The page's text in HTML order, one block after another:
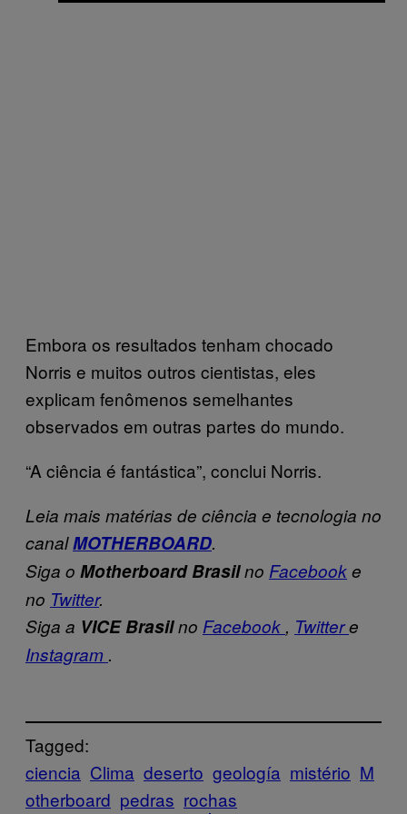
Embora os resultados tenham chocado
Norris e muitos outros cientistas, eles
explicam fenômenos semelhantes
observados em outras partes do mundo.
“A ciência é fantástica”, conclui Norris.
Leia mais matérias de ciência e tecnologia no
canalMOTHERBOARD.
Siga o Motherboard Brasilno Facebooke
no Twitter.
Siga a VICE Brasilno Facebook , Twittere
Instagram .
Tagged:
ciencia Clima deserto geología mistério M
otherboard pedras rochas